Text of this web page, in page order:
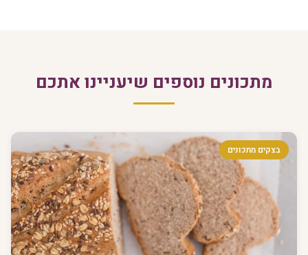
מתכונים נוספים שיעניינו אתכם
בצקים מתכונים